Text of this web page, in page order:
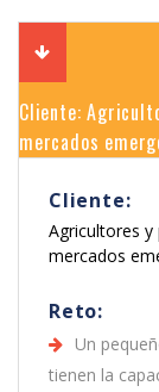
Cliente:
mercados
Cliente:
Agricultores
mercados
Reto:
Un
tienen la